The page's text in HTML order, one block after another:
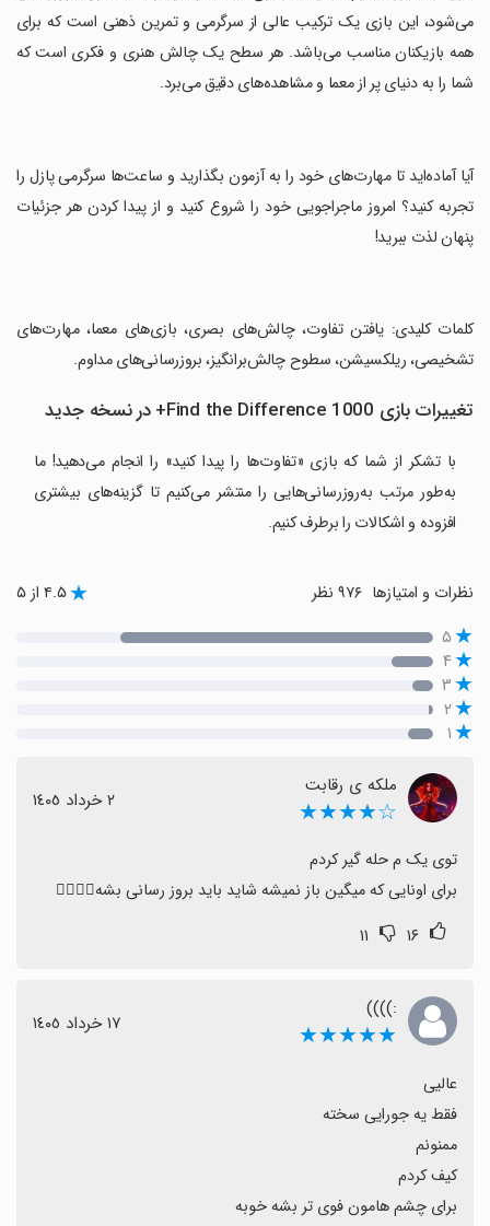
می‌شود، این بازی یک ترکیب عالی از سرگرمی و تمرین ذهنی است که برای
همه بازیکنان مناسب می‌باشد. هر سطح یک چالش هنری و فکری است که
شما را به دنیای پر از معما و مشاهده‌های دقیق می‌برد.
‏آیا آماده‌اید تا مهارت‌های خود را به آزمون بگذارید و ساعت‌ها سرگرمی پازل را
تجربه کنید؟ امروز ماجراجویی خود را شروع کنید و از پیدا کردن هر جزئیات
پنهان لذت ببرید!
‏کلمات کلیدی: یافتن تفاوت، چالش‌های بصری، بازی‌های معما، مهارت‌های
تشخیصی، ریلکسیشن، سطوح چالش‌برانگیز، بروزرسانی‌های مداوم.
تغییرات بازی Find the Difference 1000+ در نسخه جدید
با تشکر از شما که بازی «تفاوت‌ها را پیدا کنید» را انجام می‌دهید! ما
به‌طور مرتب به‌روزرسانی‌هایی را منتشر می‌کنیم تا گزینه‌های بیشتری
افزوده و اشکالات را برطرف کنیم.
نظرات و امتیازها ۴.۵ از ۵
۵
۴
۳
۲
۱
ملکه ی رقابت
☆★★★★ ٢ خرداد ١٤٠٥
برای اونایی که میگین باز نمیشه شاید باید بروز رسانی بشه🤷‍♀️🤷‍♀️
۱۶ ۱۱
:))))
★★★★★ ١٧ خرداد ١٤٠٥